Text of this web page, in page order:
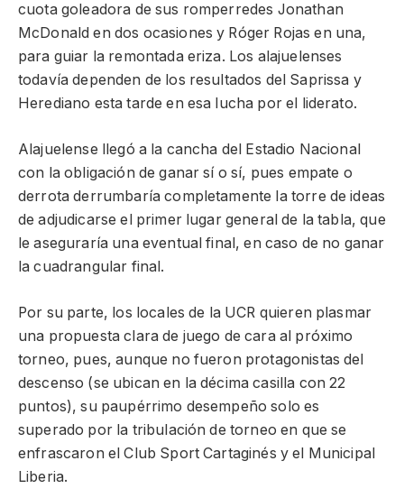
cuota goleadora de sus romperredes Jonathan
McDonald en dos ocasiones y Róger Rojas en una,
para guiar la remontada eriza. Los alajuelenses
todavía dependen de los resultados del Saprissa y
Herediano esta tarde en esa lucha por el liderato.
Alajuelense llegó a la cancha del Estadio Nacional
con la obligación de ganar sí o sí, pues empate o
derrota derrumbaría completamente la torre de ideas
de adjudicarse el primer lugar general de la tabla, que
le aseguraría una eventual final, en caso de no ganar
la cuadrangular final.
Por su parte, los locales de la UCR quieren plasmar
una propuesta clara de juego de cara al próximo
torneo, pues, aunque no fueron protagonistas del
descenso (se ubican en la décima casilla con 22
puntos), su paupérrimo desempeño solo es
superado por la tribulación de torneo en que se
enfrascaron el Club Sport Cartaginés y el Municipal
Liberia.